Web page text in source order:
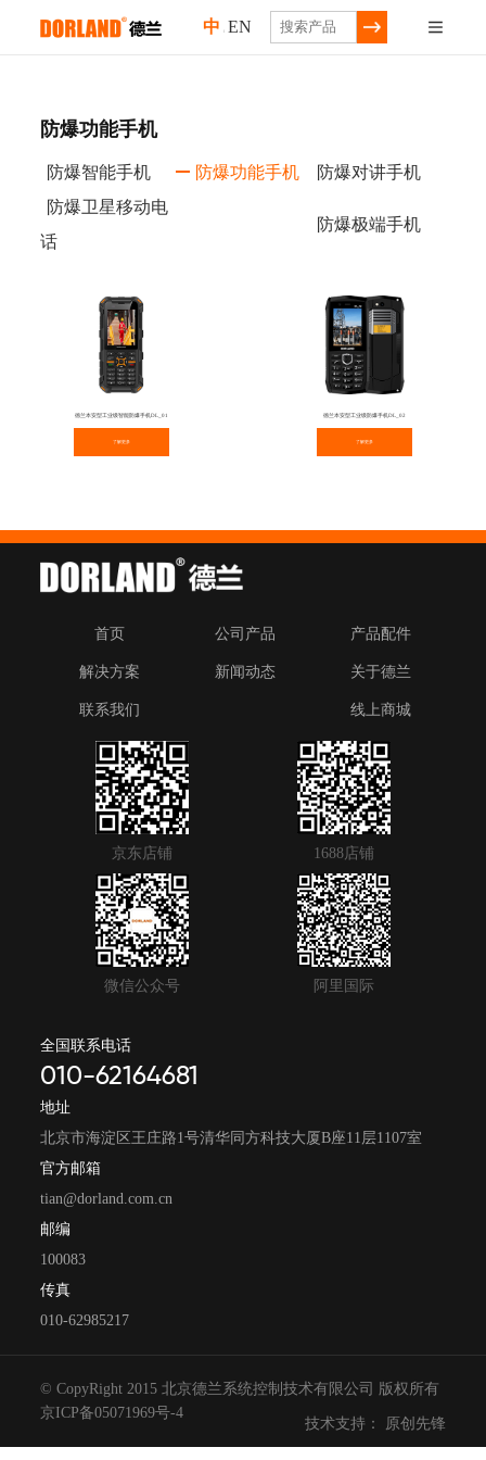
中 EN
防爆功能手机
防爆智能手机 防爆功能手机
防爆对讲手机
防爆卫星移动电
话
防爆极端手机
德兰本安型工业级智能防爆手机DL_01
了解更多
德兰本安型工业级防爆手机DL_02
了解更多
首页 公司产品 产品配件
解决方案 新闻动态 关于德兰
联系我们 线上商城
京东店铺 1688店铺
微信公众号 阿里国际
全国联系电话
010-62164681
地址
北京市海淀区王庄路1号清华同方科技大厦B座11层1107室
官方邮箱
tian@dorland.com.cn
邮编
100083
传真
010-62985217
© CopyRight 2015 北京德兰系统控制技术有限公司 版权所有
京ICP备05071969号-4
技术支持： 原创先锋